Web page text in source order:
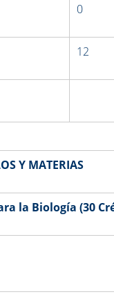
0
12
Y MATERIAS
la Biología (30